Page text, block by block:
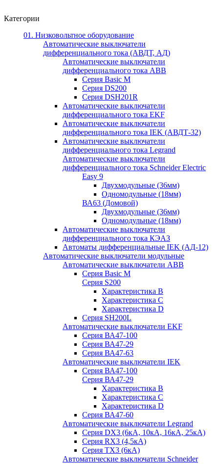
Категории
01. Низковольтное оборудование
Автоматические выключатели
дифференциального тока (АВДТ, АД)
Автоматические выключатели
дифференциального тока ABB
Серия Basic M
Серия DS200
Серия DSH201R
Автоматические выключатели
дифференциального тока EKF
Автоматические выключатели
дифференциального тока IEK (АВДТ-32)
Автоматические выключатели
дифференциального тока Legrand
Автоматические выключатели
дифференциального тока Schneider Electric
Easy 9
Двухмодульные (36мм)
Одномодульные (18мм)
ВА63 (Домовой)
Двухмодульные (36мм)
Одномодульные (18мм)
Автоматические выключатели
дифференциального тока КЭАЗ
Автоматы дифференциальные IEK (АД-12)
Автоматические выключатели модульные
Автоматические выключатели ABB
Серия Basic M
Серия S200
Характеристика B
Характеристика C
Характеристика D
Серия SH200L
Автоматические выключатели EKF
Серия ВА47-100
Серия ВА47-29
Серия ВА47-63
Автоматические выключатели IEK
Серия ВА47-100
Серия ВА47-29
Характеристика B
Характеристика C
Характеристика D
Серия ВА47-60
Автоматические выключатели Legrand
Серия DX3 (6кА, 10кА, 16кА, 25кА)
Серия RX3 (4,5кА)
Серия TX3 (6кА)
Автоматические выключатели Schneider